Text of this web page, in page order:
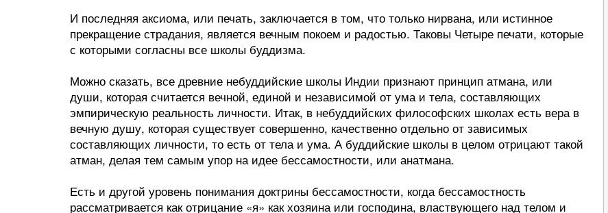
И последняя аксиома, или печать, заключается в том, что только нирвана, или истинное
прекращение страдания, является вечным покоем и радостью. Таковы Четыре печати, которые
с которыми согласны все школы буддизма.
Можно сказать, все древние небуддийские школы Индии признают принцип атмана, или
души, которая считается вечной, единой и независимой от ума и тела, составляющих
эмпирическую реальность личности. Итак, в небуддийских философских школах есть вера в
вечную душу, которая существует совершенно, качественно отдельно от зависимых
составляющих личности, то есть от тела и ума. А буддийские школы в целом отрицают такой
атман, делая тем самым упор на идее бессамостности, или анатмана.
Есть и другой уровень понимания доктрины бессамостности, когда бессамостность
рассматривается как отрицание «я» как хозяина или господина, властвующего над телом и